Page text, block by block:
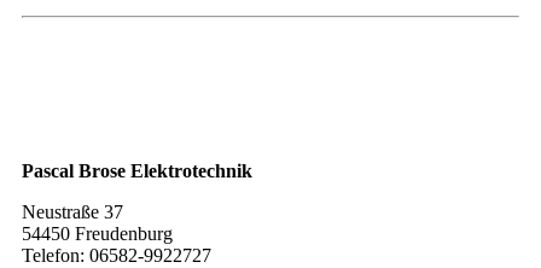
​Pascal Brose Elektrotechnik
​Neustraße 37
54450 Freudenburg
Telefon: 06582-9922727